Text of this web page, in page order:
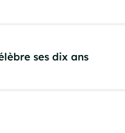
ses dix ans